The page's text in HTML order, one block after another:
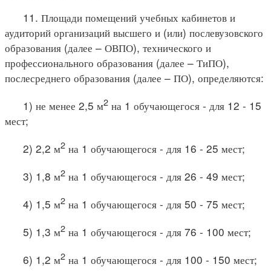
11. Площади помещений учебных кабинетов и
аудиторий организаций высшего и (или) послевузовского
образования (далее – ОВПО), технического и
профессионального образования (далее – ТиПО),
послесреднего образования (далее – ПО), определяются:
1) не менее 2,5 м2 на 1 обучающегося - для 12 - 15
мест;
2) 2,2 м2 на 1 обучающегося - для 16 - 25 мест;
3) 1,8 м2 на 1 обучающегося - для 26 - 49 мест;
4) 1,5 м2 на 1 обучающегося - для 50 - 75 мест;
5) 1,3 м2 на 1 обучающегося - для 76 - 100 мест;
6) 1,2 м2 на 1 обучающегося - для 100 - 150 мест;